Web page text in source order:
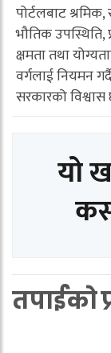
पोर्टलबाट
भौतिक उपस्थिति,
क्षमता तथा
वर्गलाई नियमन
सरकारको
यो
तपाईको